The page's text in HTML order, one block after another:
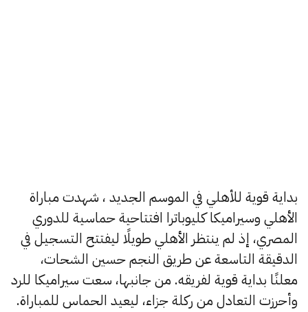
بداية قوية للأهلي في الموسم الجديد ، شهدت مباراة
الأهلي وسيراميكا كليوباترا افتتاحية حماسية للدوري
المصري، إذ لم ينتظر الأهلي طويلًا ليفتتح التسجيل في
الدقيقة التاسعة عن طريق النجم حسين الشحات،
معلنًا بداية قوية لفريقه. من جانبها، سعت سيراميكا للرد
وأحرزت التعادل من ركلة جزاء، ليعيد الحماس للمباراة.